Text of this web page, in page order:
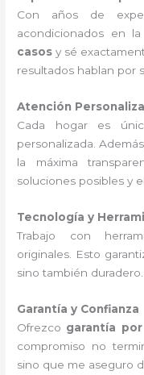
Con años de
acondicionados en
casos y sé
resultados hablan por
Atención
Cada hogar es
personalizada.
la máxima
soluciones posibles y
Tecnología y
Trabajo con
originales. Esto
sino también duradero.
Garantía y Confianza
Ofrezco garantía
compromiso no
sino que me aseguro